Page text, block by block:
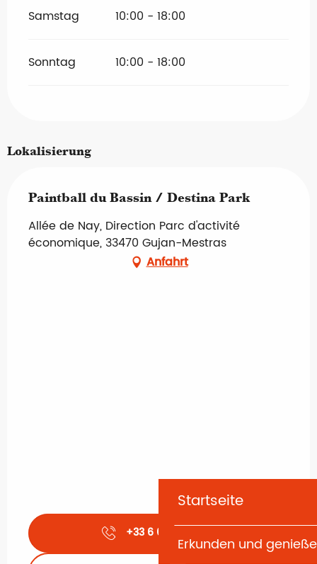
Startseite
Erkunden und
Samstag 10:00 - 18:00
Sonntag 10:00 - 18:00
Lokalisierung
Paintball du Bassin / Destina Park
Allée de Nay, Direction Parc d'activité
économique, 33470 Gujan-Mestras
Anfahrt
+33 6 60 90 16